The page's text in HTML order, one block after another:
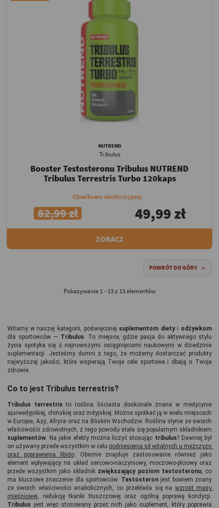
NUTREND
Tribulus
Booster Testosteronu Tribulus NUTREND
Tribulus Terrestris Turbo 120kaps
Chwilowo niedostępny
82,99 zł 49,99 zł
ZOBACZ
POWRÓT DO GÓRY 
Pokazywanie 1 - 13 z 13 elementów
Witamy w naszej kategorii, poświęconej suplementom diety i
dla sportowców — Tribulus. To miejsce, gdzie pasja do aktywnego stylu
życia spotyka się z najnowszymi osiągnięciami naukowymi w dziedzinie
suplementacji. Jesteśmy dumni z tego, że możemy dostarczać produkty
najwyższej jakości, które wspierają Twoje cele sportowe i dbają o Twoje
zdrowie.
Co to jest Tribulus terrestris?
Tribulus terrestris to roślina liściasta doskonale znana w medycynie
ajurwedyjskiej, chińskiej oraz indyjskiej. Można spotkać ją w wielu miejscach
w Europie, Azji, Afryce oraz na Bliskim Wschodzie. Roślina słynie ze swoich
suplementów. Na jakie efekty można liczyć stosując tribulus? Dawniej był
on używany przede wszystkim w celu podniesienia sił witalnych u mężczyzn
oraz poprawienia libido. Obecnie znajduje zastosowanie również jako
element wpływający na układ sercowo-naczyniowy, moczowo-płciowy oraz
przede wszystkim jako składnik zwiększający poziom testosteronu, co
ma kluczowe znaczenie dla sportowców. Testosteron jest bowiem znany
ze swoich właściwości anabolicznych, co przekłada się na wzrost masy
mięśniowej
Tribulus jest więc stosowany przez nich jako suplement, który poprawia